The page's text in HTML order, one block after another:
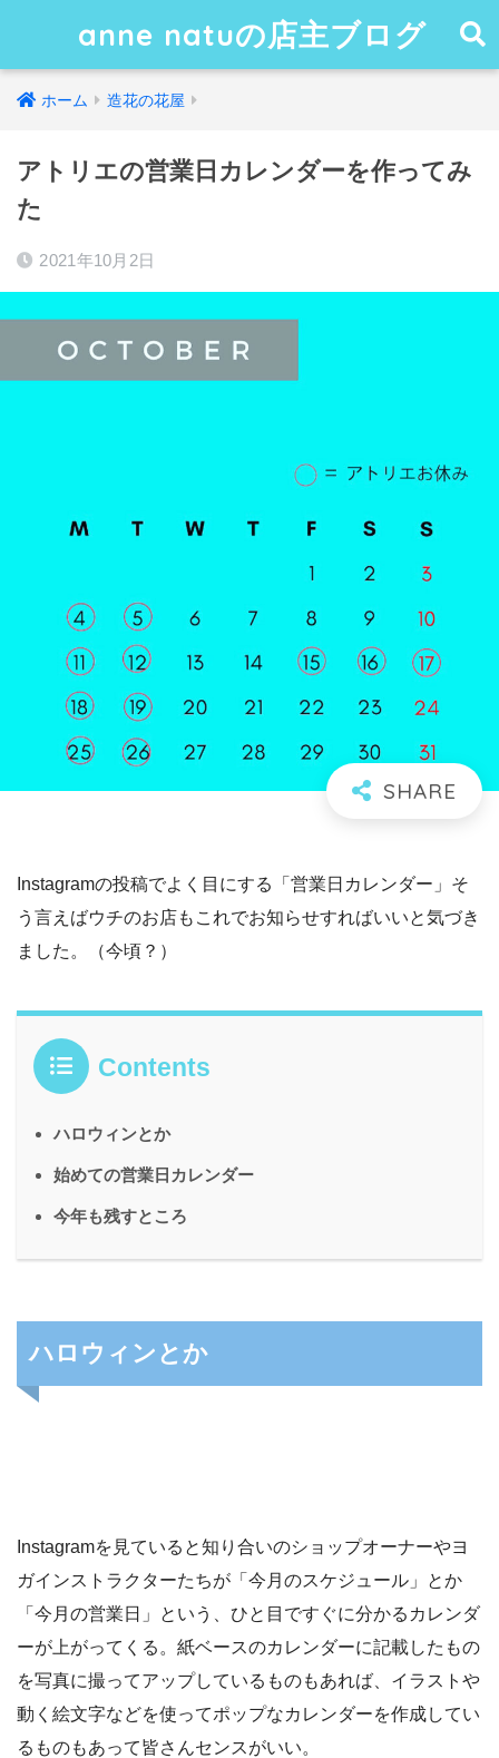
anne natuの店主ブログ
ホーム 造花の花屋
アトリエの営業日カレンダーを作ってみ
た
2021年10月2日
Instagramの投稿でよく目にする「営業日カレンダー」そ
う言えばウチのお店もこれでお知らせすればいいと気づき
ました。（今頃？）
Contents
ハロウィンとか
始めての営業日カレンダー
今年も残すところ
ハロウィンとか
Instagramを見ていると知り合いのショップオーナーやヨ
ガインストラクターたちが「今月のスケジュール」とか
「今月の営業日」という、ひと目ですぐに分かるカレンダ
ーが上がってくる。紙ベースのカレンダーに記載したもの
を写真に撮ってアップしているものもあれば、イラストや
動く絵文字などを使ってポップなカレンダーを作成してい
るものもあって皆さんセンスがいい。